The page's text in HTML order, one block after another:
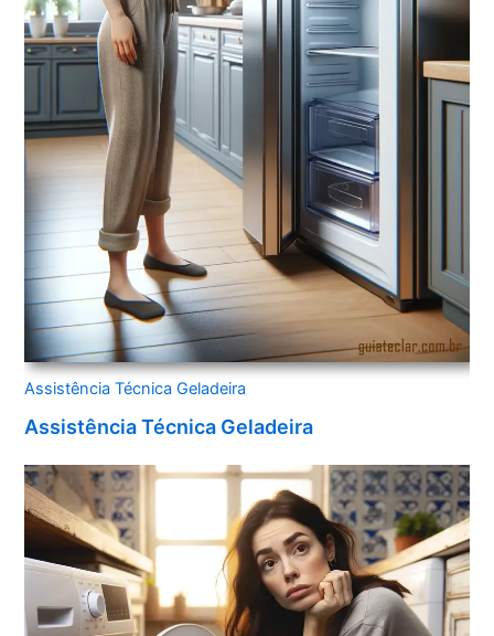
Assistência Técnica Geladeira
Assistência Técnica Geladeira